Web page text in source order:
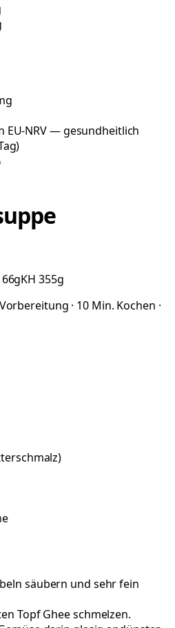
EU-NRV — gesundheitlich
66gKH 355g
· 10 Min. Kochen ·
)
säubern und sehr fein
Topf Ghee schmelzen.